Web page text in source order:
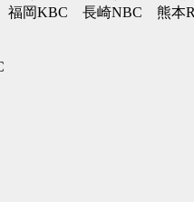
岡KBC 長崎NBC 熊本